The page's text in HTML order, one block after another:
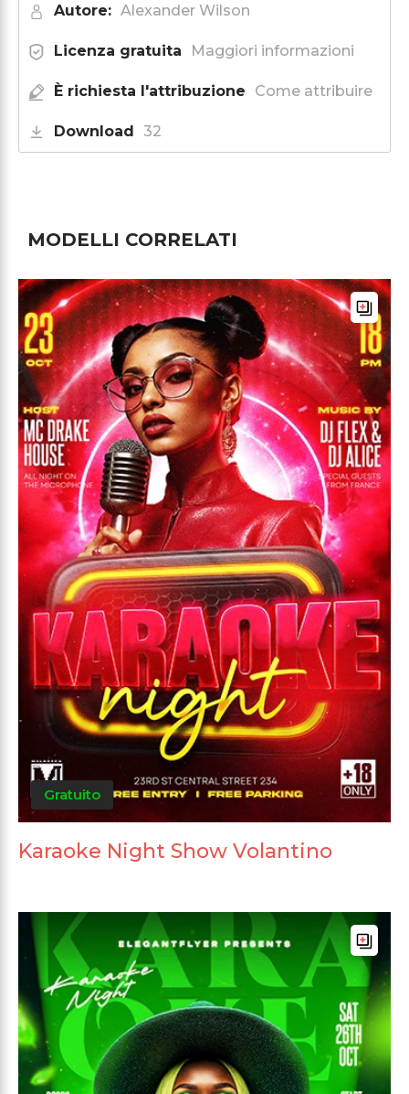
Autore: Alexander Wilson
Licenza gratuita Maggiori informazioni
È richiesta l'attribuzione Come attribuire
Download 32
MODELLI CORRELATI
Gratuito
Karaoke Night Show Volantino